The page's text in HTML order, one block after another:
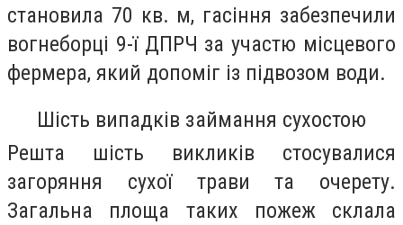
становила 70 кв. м, гасіння забезпечили
вогнеборці 9-ї ДПРЧ за участю місцевого
фермера, який допоміг із підвозом води.
Шість випадків займання сухостою
Решта шість викликів стосувалися
загоряння сухої трави та очерету.
Загальна площа таких пожеж склала